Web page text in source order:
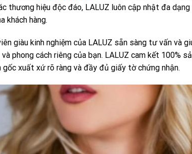
thương hiệu độc đáo, LALUZ luôn cập nhật đa dạng
khách hàng.
giàu kinh nghiệm của LALUZ sẵn sàng tư vấn và
phong cách riêng của bạn. LALUZ cam kết 100%
xuất xứ rõ ràng và đầy đủ giấy tờ chứng nhận.